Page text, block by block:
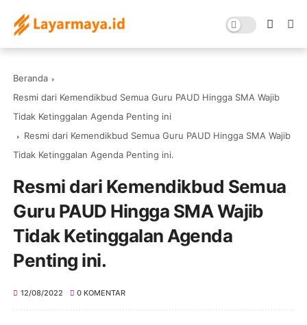
Beranda
Resmi dari Kemendikbud Semua Guru PAUD Hingga SMA Wajib
Tidak Ketinggalan Agenda Penting ini
Resmi dari Kemendikbud Semua Guru PAUD Hingga SMA Wajib
Tidak Ketinggalan Agenda Penting ini.
Resmi dari Kemendikbud Semua
Guru PAUD Hingga SMA Wajib
Tidak Ketinggalan Agenda
Penting ini.
12/08/2022 0 KOMENTAR